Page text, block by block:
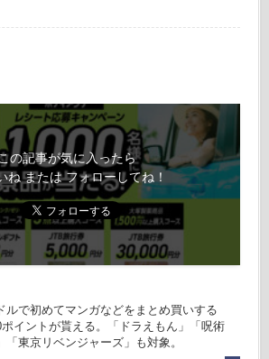
の記事が気に入ったら
ね または フォローしてね！
ルで初めてマンガなどをまとめ買いする
ポイントが貰える。「ドラえもん」「呪術
「東京リベンジャーズ」も対象。